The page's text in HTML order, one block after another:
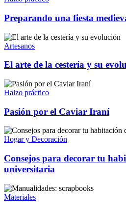
Preparando una fiesta
Artesanos
El arte de la cestería y su
Halzo práctico
Pasión por el Caviar Iraní
Hogar y Decoración
Consejos para decorar tu
universitaria
Materiales